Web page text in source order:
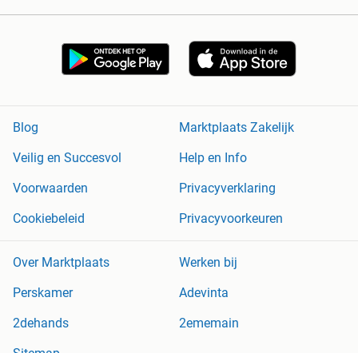
Blog
Marktplaats Zakelijk
Veilig en Succesvol
Help en Info
Voorwaarden
Privacyverklaring
Cookiebeleid
Privacyvoorkeuren
Over Marktplaats
Werken bij
Perskamer
Adevinta
2dehands
2ememain